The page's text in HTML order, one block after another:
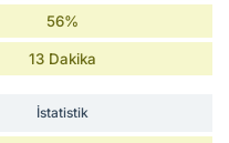
56%
13 Dakika
İstatistik